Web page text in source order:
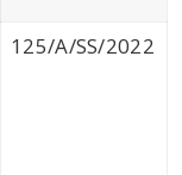
125/A/SS/2022